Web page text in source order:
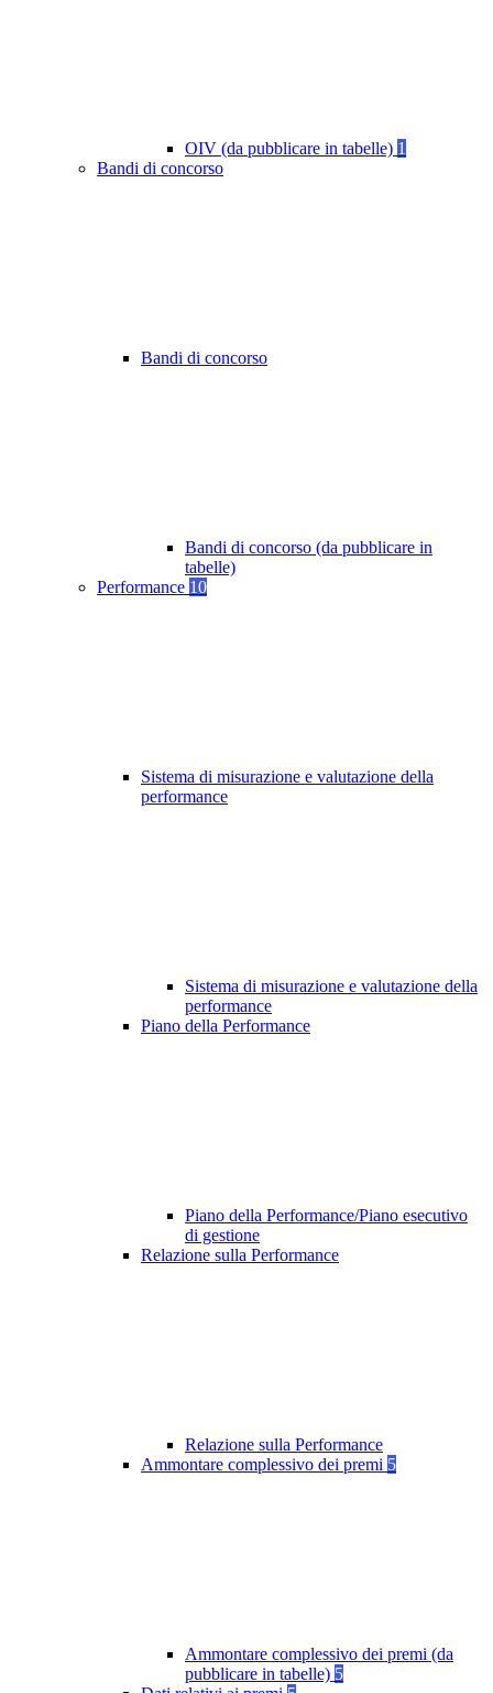
OIV (da pubblicare in tabelle) 1
Bandi di concorso
Bandi di concorso
Bandi di concorso (da pubblicare in
tabelle)
Performance 10
Sistema di misurazione e valutazione della
performance
Sistema di misurazione e valutazione della
performance
Piano della Performance
Piano della Performance/Piano esecutivo
di gestione
Relazione sulla Performance
Relazione sulla Performance
Ammontare complessivo dei premi 5
Ammontare complessivo dei premi (da
pubblicare in tabelle) 5